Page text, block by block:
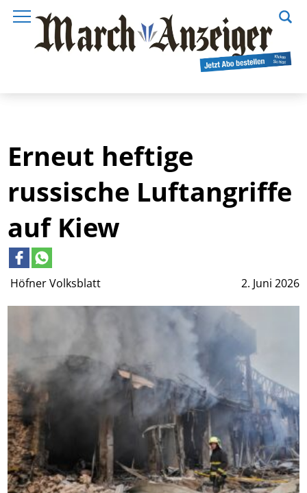
Höfner Volksblatt 2. Juni 2026
Erneut heftige
russische Luftangriffe
auf Kiew